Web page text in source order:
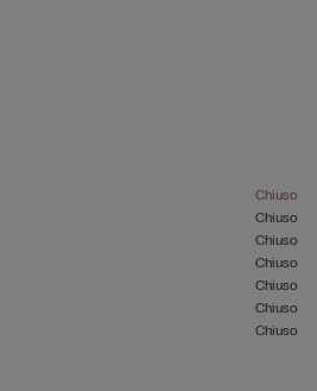
Chiuso
Chiuso
Chiuso
Chiuso
Chiuso
Chiuso
Chiuso